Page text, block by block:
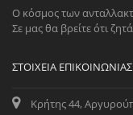
Ο κόσμος των
Σε μας θα βρείτε ότι
ΣΤΟΙΧΕΊΑ ΕΠΙΚΟΙΝΩΝΊΑΣ
Κρήτης 44,